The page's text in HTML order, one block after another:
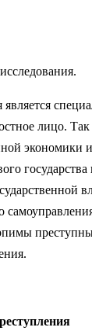
лицо.
экономики